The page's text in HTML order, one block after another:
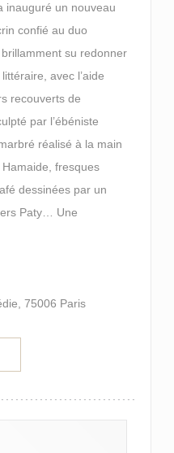
inauguré un nouveau
confié au duo
su redonner
avec l’aide
recouverts de
par l’ébéniste
réalisé à la main
fresques
dessinées par un
Paty… Une
75006 Paris
EN UNA NUEVA